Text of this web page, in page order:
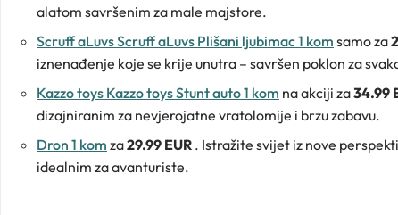
alatom savršenim za male majstore.
Scruff aLuvs Scruff aLuvs Plišani ljubimac 1 kom samo za
iznenađenje koje se krije unutra – savršen poklon za
Kazzo toys Kazzo toys Stunt auto 1 kom na akciji za34.99
dizajniranim za nevjerojatne vratolomije i brzu zabavu.
Dron 1 kom za29.99 EUR . Istražite svijet iz nove
idealnim za avanturiste.